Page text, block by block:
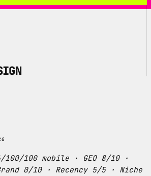
100 mobile · GEO 8/10 ·
0/10 · Recency 5/5 · Niche